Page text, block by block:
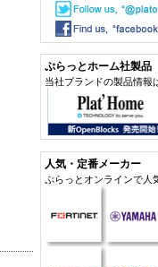
ぷらっとホーム社製品
当社ブランドの製品情報
人気・定番メーカー
ぷらっとオンラインで人